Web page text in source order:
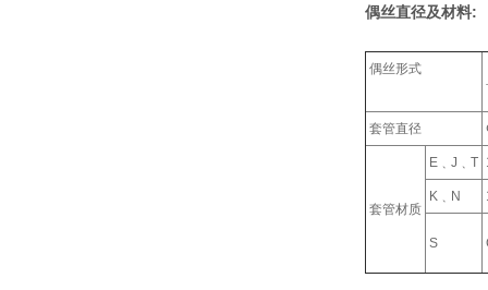
偶丝直径及材料:
偶丝形式
套管直径
套管材质
E﹑J﹑T
K﹑N
S